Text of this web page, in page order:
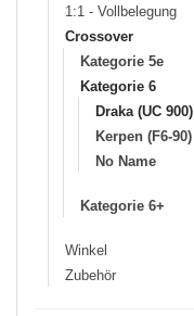
1:1 - Vollbelegung
Crossover
Kategorie 5e
Kategorie 6
Draka (UC 900)
Kerpen (F6-90)
No Name
Kategorie 6+
Winkel
Zubehör